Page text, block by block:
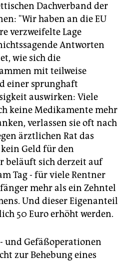
Dachverband der
"Wir haben an die EU
verzweifelte Lage
Antworten
wie sich die
mit teilweise
einer sprunghaft
auswirken: Viele
keine Medikamente mehr
verlassen sie oft nach
ärztlichen Rat das
Geld für den
beläuft sich derzeit auf
Tag - für viele Rentner
mehr als ein Zehntel
Und dieser Eigenanteil
50 Euro erhöht werden.
und Gefäßoperationen
zur Behebung eines